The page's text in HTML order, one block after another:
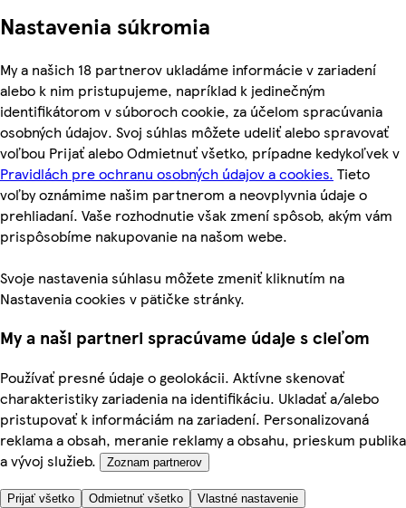
Nastavenia súkromia
My a našich 18 partnerov ukladáme informácie v zariadení
alebo k nim pristupujeme, napríklad k jedinečným
identifikátorom v súboroch cookie, za účelom spracúvania
osobných údajov. Svoj súhlas môžete udeliť alebo spravovať
voľbou Prijať alebo Odmietnuť všetko, prípadne kedykoľvek v
Pravidlách pre ochranu osobných údajov a cookies. Tieto
voľby oznámime našim partnerom a neovplyvnia údaje o
prehliadaní. Vaše rozhodnutie však zmení spôsob, akým vám
prispôsobíme nakupovanie na našom webe.
Svoje nastavenia súhlasu môžete zmeniť kliknutím na
Nastavenia cookies v pätičke stránky.
My a naši partneri spracúvame údaje s cieľom
Používať presné údaje o geolokácii. Aktívne skenovať
charakteristiky zariadenia na identifikáciu. Ukladať a/alebo
pristupovať k informáciám na zariadení. Personalizovaná
reklama a obsah, meranie reklamy a obsahu, prieskum publika
a vývoj služieb.
Zoznam partnerov
Prijať všetko Odmietnuť všetko Vlastné nastavenie